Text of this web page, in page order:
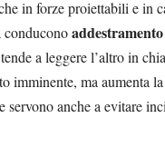
in forze proiettabili e
addestramento
a leggere l’altro in
imminente, ma aumenta
anche a evitare